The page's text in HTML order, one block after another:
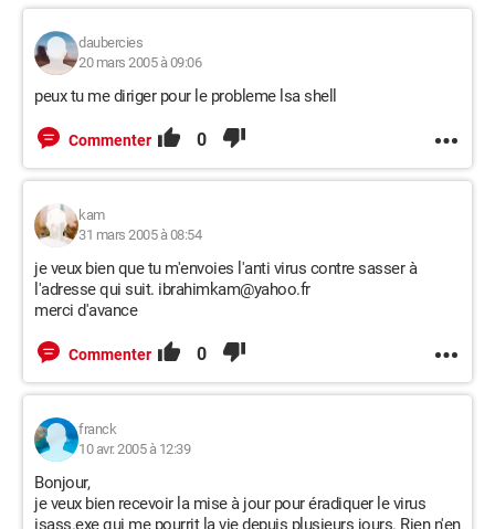
daubercies
20 mars 2005 à 09:06
peux tu me diriger pour le probleme lsa shell
Commenter 0
kam
31 mars 2005 à 08:54
je veux bien que tu m'envoies l'anti virus contre sasser à
l'adresse qui suit. ibrahimkam@yahoo.fr
merci d'avance
Commenter 0
franck
10 avr. 2005 à 12:39
Bonjour,
je veux bien recevoir la mise à jour pour éradiquer le virus
isass.exe qui me pourrit la vie depuis plusieurs jours. Rien n'en